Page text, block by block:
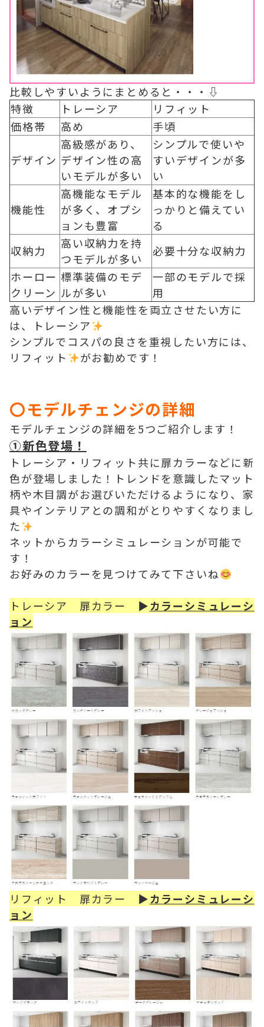
比較しやすいようにまとめると・・・⇩
特徴
トレーシア
リフィット
価格帯
高め 手頃
デザイン
高級感があり、
デザイン性の高
いモデルが多い
シンプルで使いや
すいデザインが多
い
機能性
高機能なモデル
が多く、オプシ
ョンも豊富
基本的な機能をし
っかりと備えてい
る
収納力
高い収納力を持
つモデルが多い
必要十分な収納力
ホーロー
クリーン
標準装備のモデ
ルが多い
一部のモデルで採
用
高いデザイン性と機能性を両立させたい方に
は、トレーシア
シンプルでコスパの良さを重視したい方には、
リフィット
がお勧めです！
〇モデルチェンジの詳細
モデルチェンジの詳細を5つご紹介します！
①新色登場！
トレーシア・リフィット共に扉カラーなどに新
色が登場しました！トレンドを意識したマット
柄や木目調がお選びいただけるようになり、家
具やインテリアとの調和がとりやすくなりまし
た
ネットからカラーシミュレーションが可能で
す！
お好みのカラーを見つけてみて下さいね
トレーシア 扉カラー ▶カラーシミュレーシ
ョン
リフィット 扉カラー ▶カラーシミュレーシ
ョン